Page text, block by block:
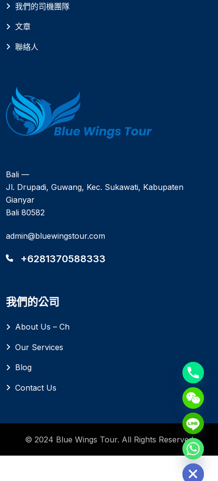
我們的司機團隊
文章
聯絡人
Bali —
Jl. Drupadi, Guwang, Kec. Sukawati, Kabupaten
Gianyar
Bali 80582
admin@bluewingstour.com
+6281370588333
我們的公司
About Us – Ch
Our Services
Blog
Contact Us
© 2024 Blue Wings Tour. All Rights Reserved
Hide chaty